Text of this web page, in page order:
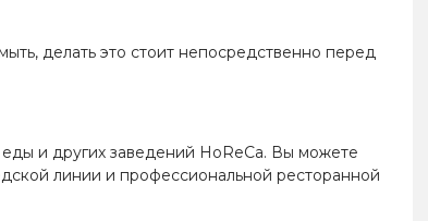
делать это стоит непосредственно перед
еды и других заведений HoReCa. Вы можете
линии и профессиональной ресторанной